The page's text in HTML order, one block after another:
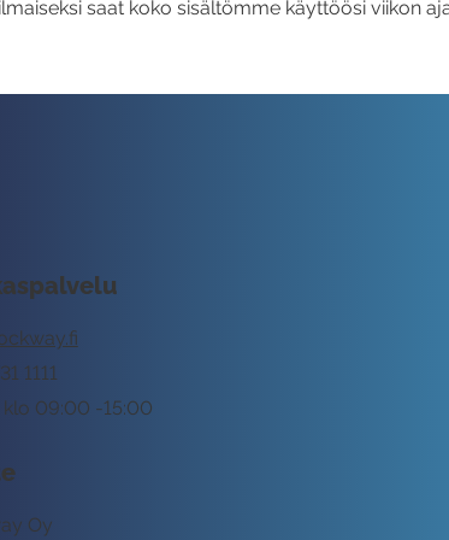
saat koko sisältömme käyttöösi viikon
klo 09:00 -15:00
1111
Oy